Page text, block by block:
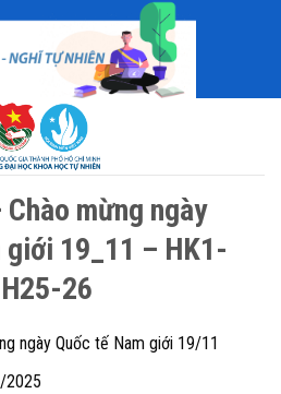
mừng ngày
giới 19_11 – HK1-
26
ngày Quốc tế Nam giới 19/11
2025